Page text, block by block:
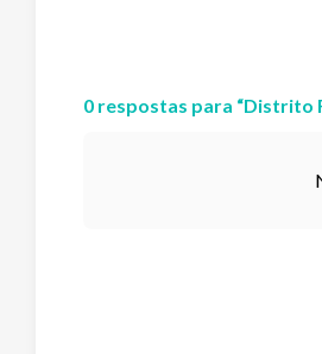
0 respostas para “Distrito